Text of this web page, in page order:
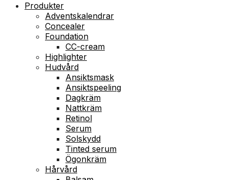
Produkter
Adventskalendrar
Concealer
Foundation
CC-cream
Highlighter
Hudvård
Ansiktsmask
Ansiktspeeling
Dagkräm
Nattkräm
Retinol
Serum
Solskydd
Tinted serum
Ögonkräm
Hårvård